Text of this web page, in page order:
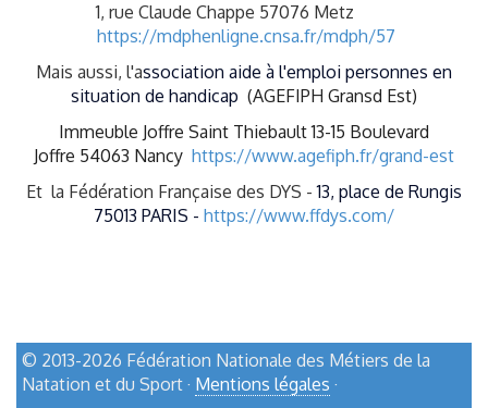
1, rue Claude Chappe 57076 Metz
https://mdphenligne.cnsa.fr/mdph/57
Mais aussi, l'association aide à l'emploi personnes en
situation de handicap (AGEFIPH Gransd Est)
Immeuble Joffre Saint Thiebault 13-15 Boulevard
Joffre 54063 Nancy https://www.agefiph.fr/grand-est
Et la Fédération Française des DYS -13, place de Rungis
75013 PARIS - https://www.ffdys.com/
© 2013-2026 Fédération Nationale des Métiers de la
Natation et du Sport · Mentions légales ·